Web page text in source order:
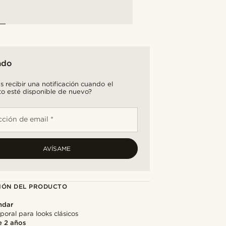
recibir una notificación cuando el
esté disponible de nuevo?
de email *
AVÍSAME
DEL PRODUCTO
para looks clásicos
2 años